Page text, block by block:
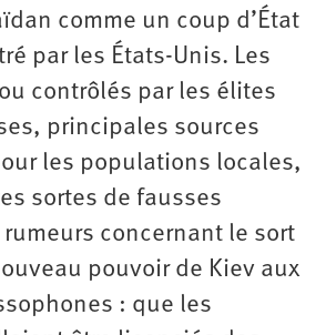
comme un coup d’État
par les États-Unis. Les
contrôlés par les élites
principales sources
les populations locales,
sortes de fausses
concernant le sort
pouvoir de Kiev aux
: que les